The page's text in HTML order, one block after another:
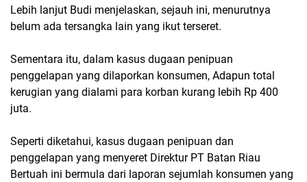
Lebih lanjut Budi menjelaskan, sejauh ini, menurutnya
belum ada tersangka lain yang ikut terseret.
Sementara itu, dalam kasus dugaan penipuan
penggelapan yang dilaporkan konsumen, Adapun total
kerugian yang dialami para korban kurang lebih Rp 400
juta.
Seperti diketahui, kasus dugaan penipuan dan
penggelapan yang menyeret Direktur PT Batan Riau
Bertuah ini bermula dari laporan sejumlah konsumen yang